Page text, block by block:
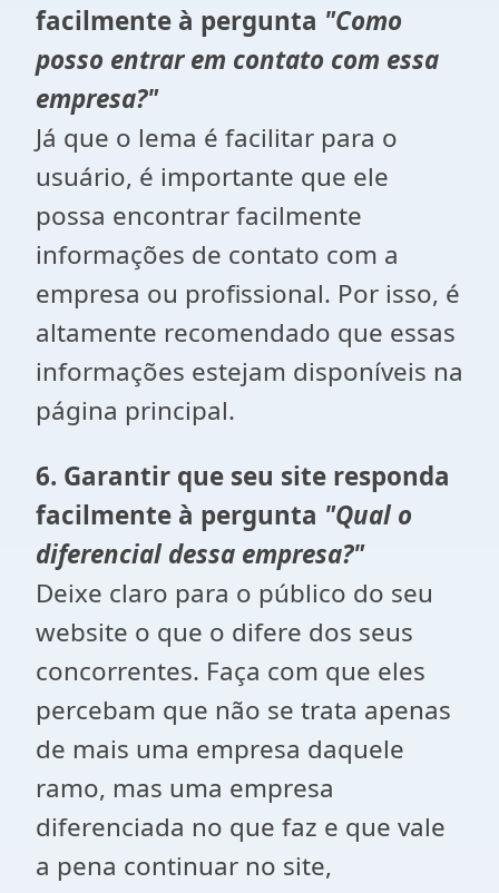
facilmente à pergunta "Como
posso entrar em contato com essa
empresa?"
Já que o lema é facilitar para o
usuário, é importante que ele
possa encontrar facilmente
informações de contato com a
empresa ou profissional. Por isso, é
altamente recomendado que essas
informações estejam disponíveis na
página principal.
6. Garantir que seu site responda
facilmente à pergunta "Qual o
diferencial dessa empresa?"
Deixe claro para o público do seu
website o que o difere dos seus
concorrentes. Faça com que eles
percebam que não se trata apenas
de mais uma empresa daquele
ramo, mas uma empresa
diferenciada no que faz e que vale
a pena continuar no site,